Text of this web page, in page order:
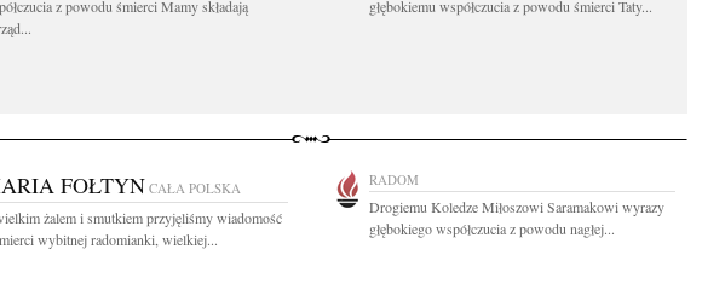
z powodu śmierci Mamy składają
głębokiemu współczucia z powodu śmierci Taty...
FOŁTYN CAŁA POLSKA
żalem i smutkiem przyjęliśmy wiadomość
wybitnej radomianki, wielkiej...
RADOM
Drogiemu Koledze Miłoszowi Saramakowi wyrazy
głębokiego współczucia z powodu nagłej...